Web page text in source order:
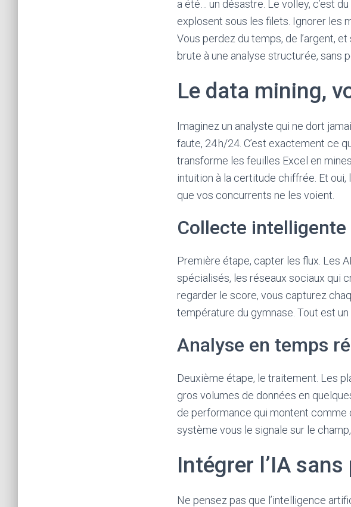
a
s
n
o
e
n
l
i
e
c
c
e
p
a
t
l
a
c
e
a été… un désastre. Le volley, c’est
explosent sous les filets. Ignorer les
Vous perdez du temps, de l’argent,
brute à une analyse structurée, sans
Le data mining,
Imaginez un analyste qui ne dort
faute, 24 h/24. C’est exactement ce
transforme les feuilles Excel en
intuition à la certitude chiffrée. Et
que vos concurrents ne les voient.
Collecte intelligente
Première étape, capter les flux. Les
spécialisés, les réseaux sociaux qui
regarder le score, vous capturez
température du gymnase. Tout est
Analyse en temps
Deuxième étape, le traitement. Les
gros volumes de données en
de performance qui montent comme
système vous le signale sur le
Intégrer l’IA
Ne pensez pas que l’intelligence